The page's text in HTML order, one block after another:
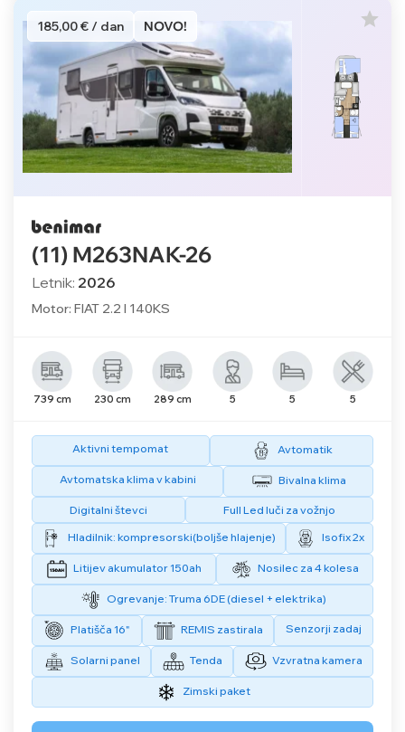
185,00 € / dan NOVO!
(11) M263NAK-26
Letnik: 2026
Motor: FIAT 2.2 l 140KS
739 cm 230 cm 289 cm 5 5 5
Aktivni tempomat Avtomatik
Avtomatska klima v kabini Bivalna klima
Digitalni števci
Full Led luči za vožnjo
Hladilnik: kompresorski(boljše hlajenje)
Isofix 2x
Litijev akumulator 150ah Nosilec za 4 kolesa
Ogrevanje: Truma 6DE (diesel + elektrika)
Platišča 16" REMIS zastirala Senzorji zadaj
Solarni panel Tenda Vzvratna kamera
Zimski paket